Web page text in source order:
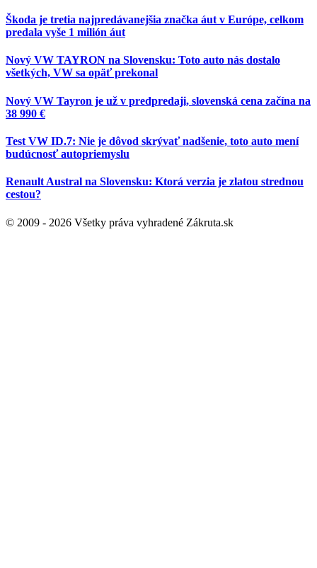
Škoda je tretia najpredávanejšia značka áut v Európe, celkom
predala vyše 1 milión áut
Nový VW TAYRON na Slovensku: Toto auto nás dostalo
všetkých, VW sa opäť prekonal
Nový VW Tayron je už v predpredaji, slovenská cena začína na
38 990 €
Test VW ID.7: Nie je dôvod skrývať nadšenie, toto auto mení
budúcnosť autopriemyslu
Renault Austral na Slovensku: Ktorá verzia je zlatou strednou
cestou?
© 2009 - 2026 Všetky práva vyhradené Zákruta.sk